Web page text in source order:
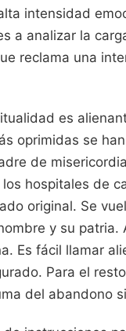
intensidad
a analizar la
reclama una
es
oprimidas se
de
hospitales de
original. Se
y su
Es fácil llamar
Para el
del abandono